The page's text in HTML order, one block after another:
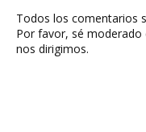
Todos los comentarios
Por favor, sé moderado
nos dirigimos.